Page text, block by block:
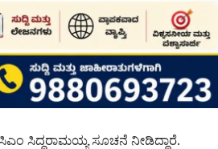
ಸಿದ್ದರಾಮಯ್ಯ ಸೂಚನೆ ನೀಡಿದ್ದಾರೆ.